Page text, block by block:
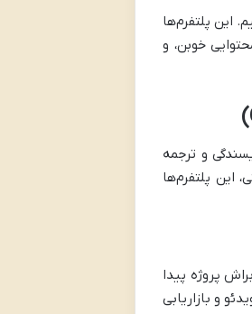
این پلتفرم‌ها
خوبن، و
و ترجمه
این پلتفرم‌ها
پروژه پیدا
و بازاریابی